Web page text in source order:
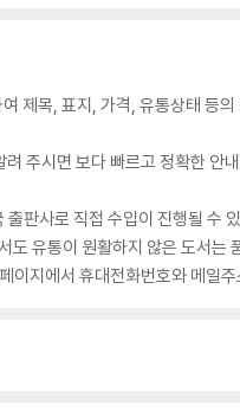
제목, 표지, 가격, 유통상태 등
주시면 보다 빠르고 정확한 안
판사로 직접 수입이 진행될 수
유통이 원활하지 않은 도서는
이지에서 휴대전화번호와 메일